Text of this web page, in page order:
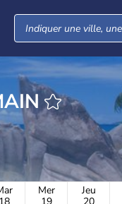
18
Mer
19
Jeu
20